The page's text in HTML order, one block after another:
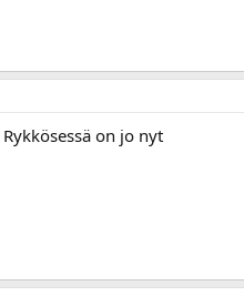
on jo nyt